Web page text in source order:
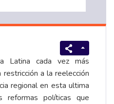
Latina cada vez más
a la reelección
regional en esta ultima
políticas que